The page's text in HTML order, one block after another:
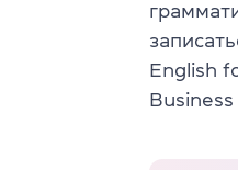
English